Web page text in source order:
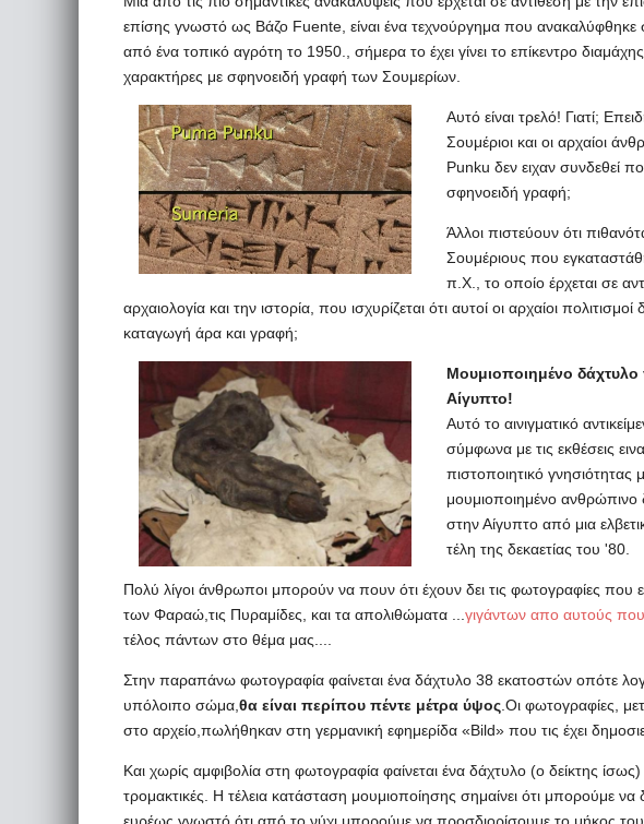
επίσης γνωστό ως Βάζο Fuente, είναι ένα τεχνούργημα που ανακαλύφθηκε
από ένα τοπικό αγρότη το 1950., σήμερα το έχει γίνει το επίκεντρο
χαρακτήρες με σφηνοειδή γραφή των Σουμερίων.
Αυτό είναι τρελό! Γιατί;
Σουμέριοι και οι αρχαίοι
Punku δεν ειχαν συνδεθεί
σφηνοειδή γραφή;
Άλλοι πιστεύουν ότι
Σουμέριους που
π.Χ., το οποίο έρχεται σε
αρχαιολογία και την ιστορία, που ισχυρίζεται ότι αυτοί οι αρχαίοι
καταγωγή άρα και γραφή;
Μουμιοποιημένο δάχτυλο
Αίγυπτο!
Αυτό το αινιγματικό
σύμφωνα με τις εκθέσεις
πιστοποιητικό γνησιότητας
μουμιοποιημένο
στην Αίγυπτο από μια
τέλη της δεκαετίας του '80.
Πολύ λίγοι άνθρωποι μπορούν να πουν ότι έχουν δει τις φωτογραφίες
των Φαραώ,τις Πυραμίδες, και τα απολιθώματα ... γιγάντων απο αυτούς
τέλος πάντων στο θέμα μας....
Στην παραπάνω φωτογραφία φαίνεται ένα δάχτυλο 38 εκατοστών οπότε
υπόλοιπο σώμα, θα είναι περίπου πέντε μέτρα ύψος .Οι φωτογραφίες,
στο αρχείο,πωλήθηκαν στη γερμανική εφημερίδα «Bild» που τις έχει
Και χωρίς αμφιβολία στη φωτογραφία φαίνεται ένα δάχτυλο (ο δείκτης
τρομακτικές. Η τέλεια κατάσταση μουμιοποίησης σημαίνει ότι μπορούμε να